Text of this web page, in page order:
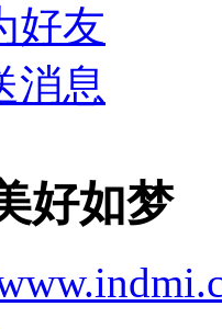
好友
消息
好如梦